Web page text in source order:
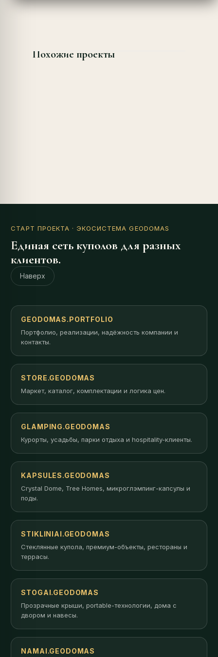
Похожие проекты
СТАРТ ПРОЕКТА · ЭКОСИСТЕМА GEODOMAS
Единая сеть куполов для разных
клиентов.
Наверх
GEODOMAS.PORTFOLIO
Портфолио, реализации, надёжность компании и
контакты.
STORE.GEODOMAS
Маркет, каталог, комплектации и логика цен.
GLAMPING.GEODOMAS
Курорты, усадьбы, парки отдыха и hospitality-клиенты.
KAPSULES.GEODOMAS
Crystal Dome, Tree Homes, микроглэмпинг-капсулы и
поды.
STIKLINIAI.GEODOMAS
Стеклянные купола, премиум-объекты, рестораны и
террасы.
STOGAI.GEODOMAS
Прозрачные крыши, portable-технологии, дома с
двором и навесы.
NAMAI.GEODOMAS